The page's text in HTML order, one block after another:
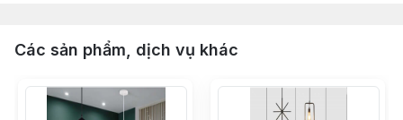
Các sản phẩm, dịch vụ khác